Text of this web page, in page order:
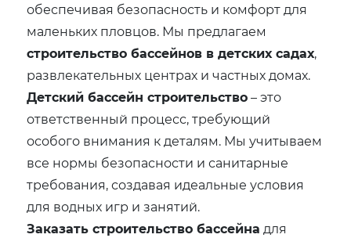
обеспечивая безопасность и комфорт для
маленьких пловцов. Мы предлагаем
строительство бассейнов в детских садах,
развлекательных центрах и частных домах.
Детский бассейн строительство– это
ответственный процесс, требующий
особого внимания к деталям. Мы учитываем
все нормы безопасности и санитарные
требования, создавая идеальные условия
для водных игр и занятий.
Заказать строительство бассейна для